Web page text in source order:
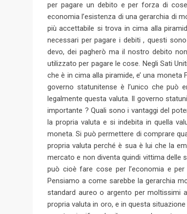
per pagare un debito e per forza di
economia l’esistenza di una gerarchia di
più accettabile si trova in cima alla
necessari per pagare i debiti , questi
devo, dei pagherò ma il nostro debito
utilizzato per pagare le cose. Negli Sati
che è in cima alla piramide, e’ una
governo statunitense è l’unico che può
legalmente questa valuta. Il governo
importante ? Quali sono i vantaggi del
la propria valuta e si indebita in quella
moneta. Si può permettere di comprare
propria valuta perché è sua è lui che la
mercato e non diventa quindi vittima delle
può cioè fare cose per l’economia e
Pensiamo a come sarebbe la gerarchia
standard aureo o argento per moltissimi
propria valuta in oro, e in questa